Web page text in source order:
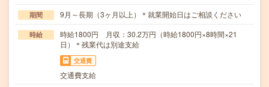
期間 9月～長期（3ヶ月以上）＊就業開始日はご相談ください
時給
時給1800円 月収：30.2万円（時給1800円×8時間×21
日）＊残業代は別途支給
交通費
交通費支給